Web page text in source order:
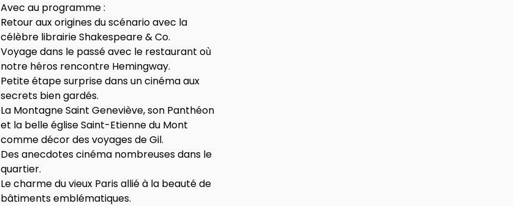
Avec au programme :
Retour aux origines du scénario avec la
célèbre librairie Shakespeare & Co.
Voyage dans le passé avec le restaurant où
notre héros rencontre Hemingway.
Petite étape surprise dans un cinéma aux
secrets bien gardés.
La Montagne Saint Geneviève, son Panthéon
et la belle église Saint-Etienne du Mont
comme décor des voyages de Gil.
Des anecdotes cinéma nombreuses dans le
quartier.
Le charme du vieux Paris allié à la beauté de
bâtiments emblématiques.